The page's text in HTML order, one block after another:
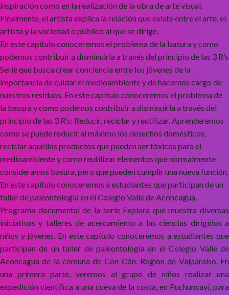
inspiración como en la realización de la obra de arte visual.
Finalmente, el artista explica la relación que existe entre el arte, el
artista y la sociedad o público al que se dirige.
En este capítulo conoceremos el problema de la basura y como
podemos contribuir a disminuirla a través del principio de las 3 R’s
Serie que busca crear conciencia entre los jóvenes de la
importancia de cuidar el medioambiente y de hacernos cargo de
nuestros residuos. En este capítulo conoceremos el problema de
la basura y como podemos contribuir a disminuirla a través del
principio de las 3 R’s: Reducir, reciclar y reutilizar. Aprenderemos
como se puede reducir al máximo los desechos domésticos,
reciclar aquellos productos que pueden ser tóxicos para el
medioambiente y como reutilizar elementos que normalmente
consideramos basura, pero que pueden cumplir una nueva función.
En este capítulo conoceremos a estudiantes que participan de un
taller de paleontología en el Colegio Valle de Aconcagua.
Programa documental de la serie Explora que muestra diversas
iniciativas y talleres de acercamiento a las ciencias dirigidos a
niños y jóvenes. En este capítulo conoceremos a estudiantes que
participan de un taller de paleontología en el Colegio Valle de
Aconcagua de la comuna de Con-Cón, Región de Valparaíso. En
una primera parte, veremos al grupo de niños realizar una
expedición científica a una cueva de la costa, en Puchuncaví, para